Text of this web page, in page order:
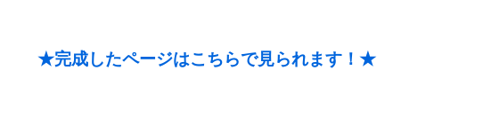
★完成したページはこちらで見られます！★